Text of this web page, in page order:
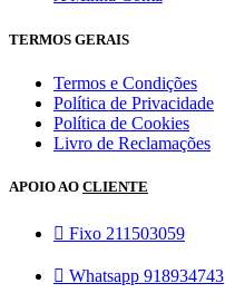
TERMOS GERAIS
Termos e Condições
Política de Privacidade
Política de Cookies
Livro de Reclamações
APOIO AO CLIENTE
Fixo 211503059
Whatsapp 918934743